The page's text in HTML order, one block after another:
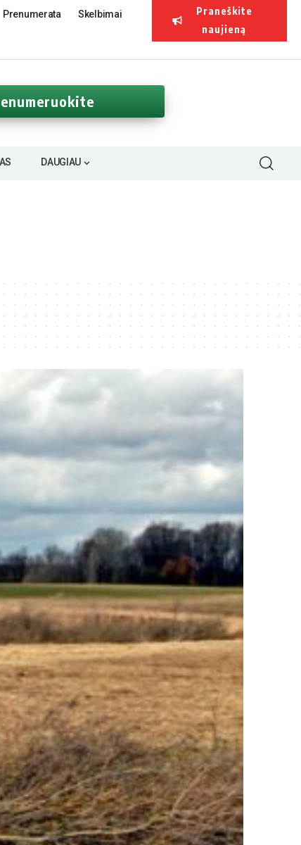
Prenumerata Skelbimai
Praneškite
naujieną
DAUGIAU